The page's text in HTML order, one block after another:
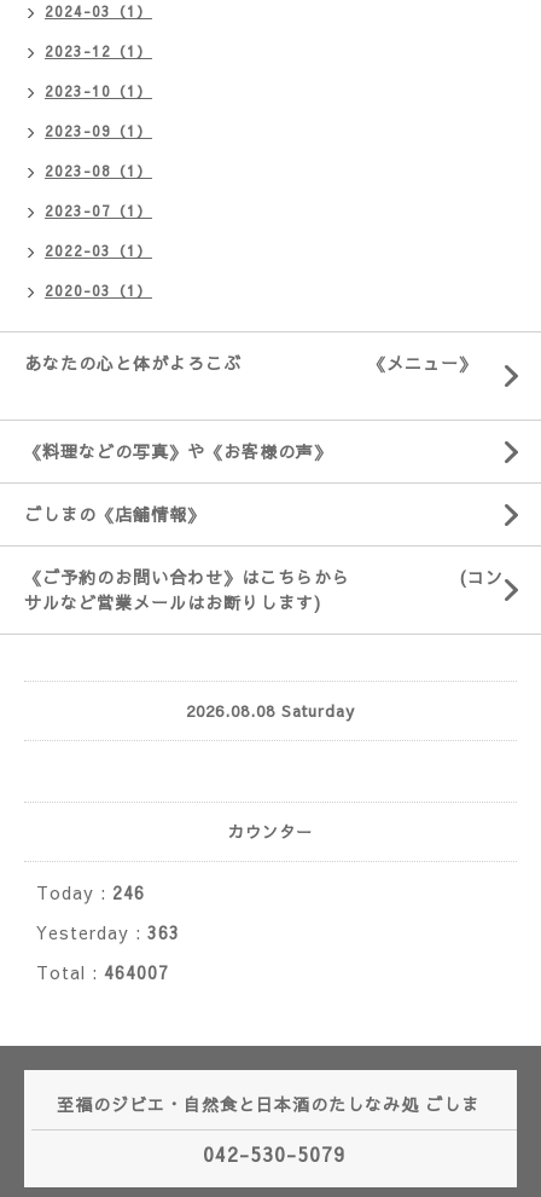
2024-03（1）
2023-12（1）
2023-10（1）
2023-09（1）
2023-08（1）
2023-07（1）
2022-03（1）
2020-03（1）
あなたの心と体がよろこぶ 《メニュー》
《料理などの写真》や《お客様の声》
ごしまの《店舗情報》
《ご予約のお問い合わせ》はこちらから (コン
サルなど営業メールはお断りします)
2026.08.08 Saturday
カウンター
Today : 246
Yesterday : 363
Total : 464007
至福のジビエ・自然食と日本酒のたしなみ処 ごしま
042-530-5079